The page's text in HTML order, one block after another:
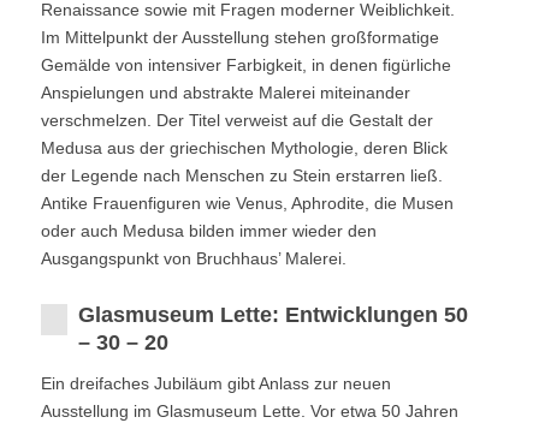
Renaissance sowie mit Fragen moderner Weiblichkeit.
Im Mittelpunkt der Ausstellung stehen großformatige
Gemälde von intensiver Farbigkeit, in denen figürliche
Anspielungen und abstrakte Malerei miteinander
verschmelzen. Der Titel verweist auf die Gestalt der
Medusa aus der griechischen Mythologie, deren Blick
der Legende nach Menschen zu Stein erstarren ließ.
Antike Frauenfiguren wie Venus, Aphrodite, die Musen
oder auch Medusa bilden immer wieder den
Ausgangspunkt von Bruchhaus’ Malerei.
Glasmuseum Lette: Entwicklungen 50
– 30 – 20
Ein dreifaches Jubiläum gibt Anlass zur neuen
Ausstellung im Glasmuseum Lette. Vor etwa 50 Jahren